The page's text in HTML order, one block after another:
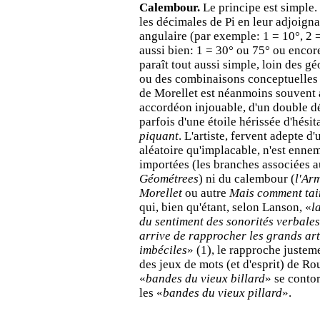
Calembour. Le principe est
les décimales de Pi en leur
angulaire (par exemple: 1 = 10°, 2
aussi bien: 1 = 30° ou 75° ou
paraît tout aussi simple, loin des
ou des combinaisons
de Morellet est néanmoins souvent
accordéon injouable, d'un double
parfois d'une étoile hérissée
piquant. L'artiste, fervent adepte
aléatoire qu'implacable, n'est
importées (les branches associées
Géométrees) ni du calembour (
Morellet ou autre Mais comment
qui, bien qu'étant, selon Lanson, «
du sentiment des sonorités
arrive de rapprocher les grands
imbéciles» (1), le rapproche
des jeux de mots (et d'esprit) de
«bandes du vieux billard» se
les «bandes du vieux pillard».